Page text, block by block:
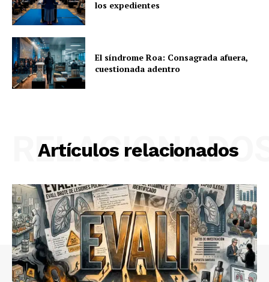
los expedientes
El síndrome Roa: Consagrada afuera,
cuestionada adentro
Artículos relacionados